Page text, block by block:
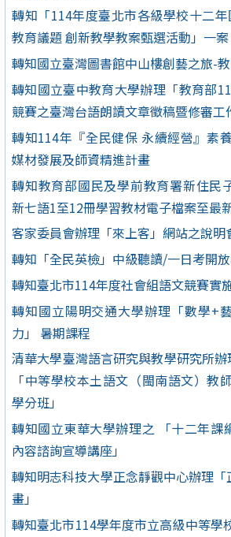
轉知「114年度臺北市各級學校十二
教育議題 創新教學教案甄選活動」一案
轉知國立臺灣圖書館中山樓創藝之旅-
轉知國立臺中教育大學辦理「教育部
競賽之臺灣台語朗讀文章徵稿暨修審工
轉知114年『全民健保 永續經營』素
媒材發展及師資精進計畫
轉知教育部國民及學前教育署新住民
新七語1至12冊學習教材電子檔案至最
客家委員會辦理「來上客」網站之說明
轉知「全民英檢」中級聽讀/一日考開
轉知臺北市114年度社會組語文競賽實
轉知國立陽明交通大學辦理「數學+
力」 暑期課程
清華大學臺灣語言研究與教學研究所
「中等學校本土語文（閩南語文）教
學分班」
轉知國立東華大學辦理之 「十二年課
內容諮詢宣導講座」
轉知明志科技大學正念靜觀中心辦理
畫」
轉知臺北市114學年度市立高級中等學